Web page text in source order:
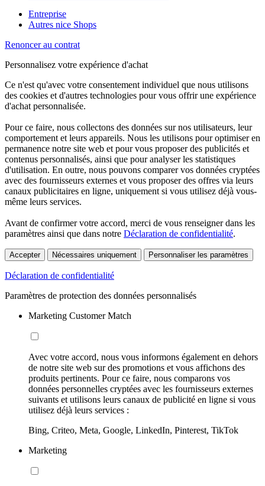
Entreprise
Autres nice Shops
Renoncer au contrat
Personnalisez votre expérience d'achat
Ce n'est qu'avec votre consentement individuel que nous utilisons
des cookies et d'autres technologies pour vous offrir une expérience
d'achat personnalisée.
Pour ce faire, nous collectons des données sur nos utilisateurs, leur
comportement et leurs appareils. Nous les utilisons pour optimiser en
permanence notre site web et pour vous proposer des publicités et
contenus personnalisés, ainsi que pour analyser les statistiques
d'utilisation. En outre, nous pouvons comparer vos données cryptées
avec des fournisseurs externes et vous proposer des offres via leurs
canaux publicitaires en ligne, uniquement si vous utilisez déjà vous-
même leurs services.
Avant de confirmer votre accord, merci de vous renseigner dans les
paramètres ainsi que dans notre Déclaration de confidentialité.
Accepter Nécessaires uniquement Personnaliser les paramètres
Déclaration de confidentialité
Paramètres de protection des données personnalisés
Marketing Customer Match
Avec votre accord, nous vous informons également en dehors
de notre site web sur des promotions et vous affichons des
produits pertinents. Pour ce faire, nous comparons vos
données personnelles cryptées avec les fournisseurs externes
suivants et utilisons leurs canaux de publicité en ligne si vous
utilisez déjà leurs services :
Bing, Criteo, Meta, Google, LinkedIn, Pinterest, TikTok
Marketing